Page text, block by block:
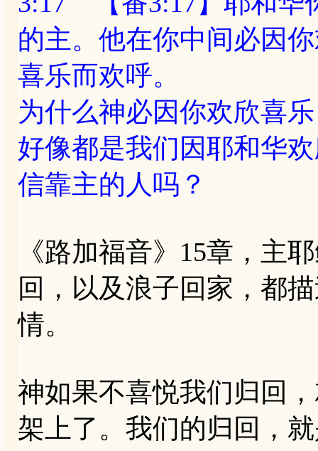
的主。他在你中间必因
喜乐而欢呼。
为什么神必因你欢欣喜
好像都是我们因耶和华
信靠主的人吗？
《路加福音》15章，主
回，以及浪子回家，都
情。
神如果不喜悦我们归回
架上了。我们的归回，